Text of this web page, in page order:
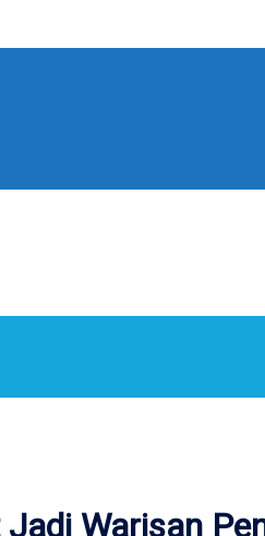
Warisan